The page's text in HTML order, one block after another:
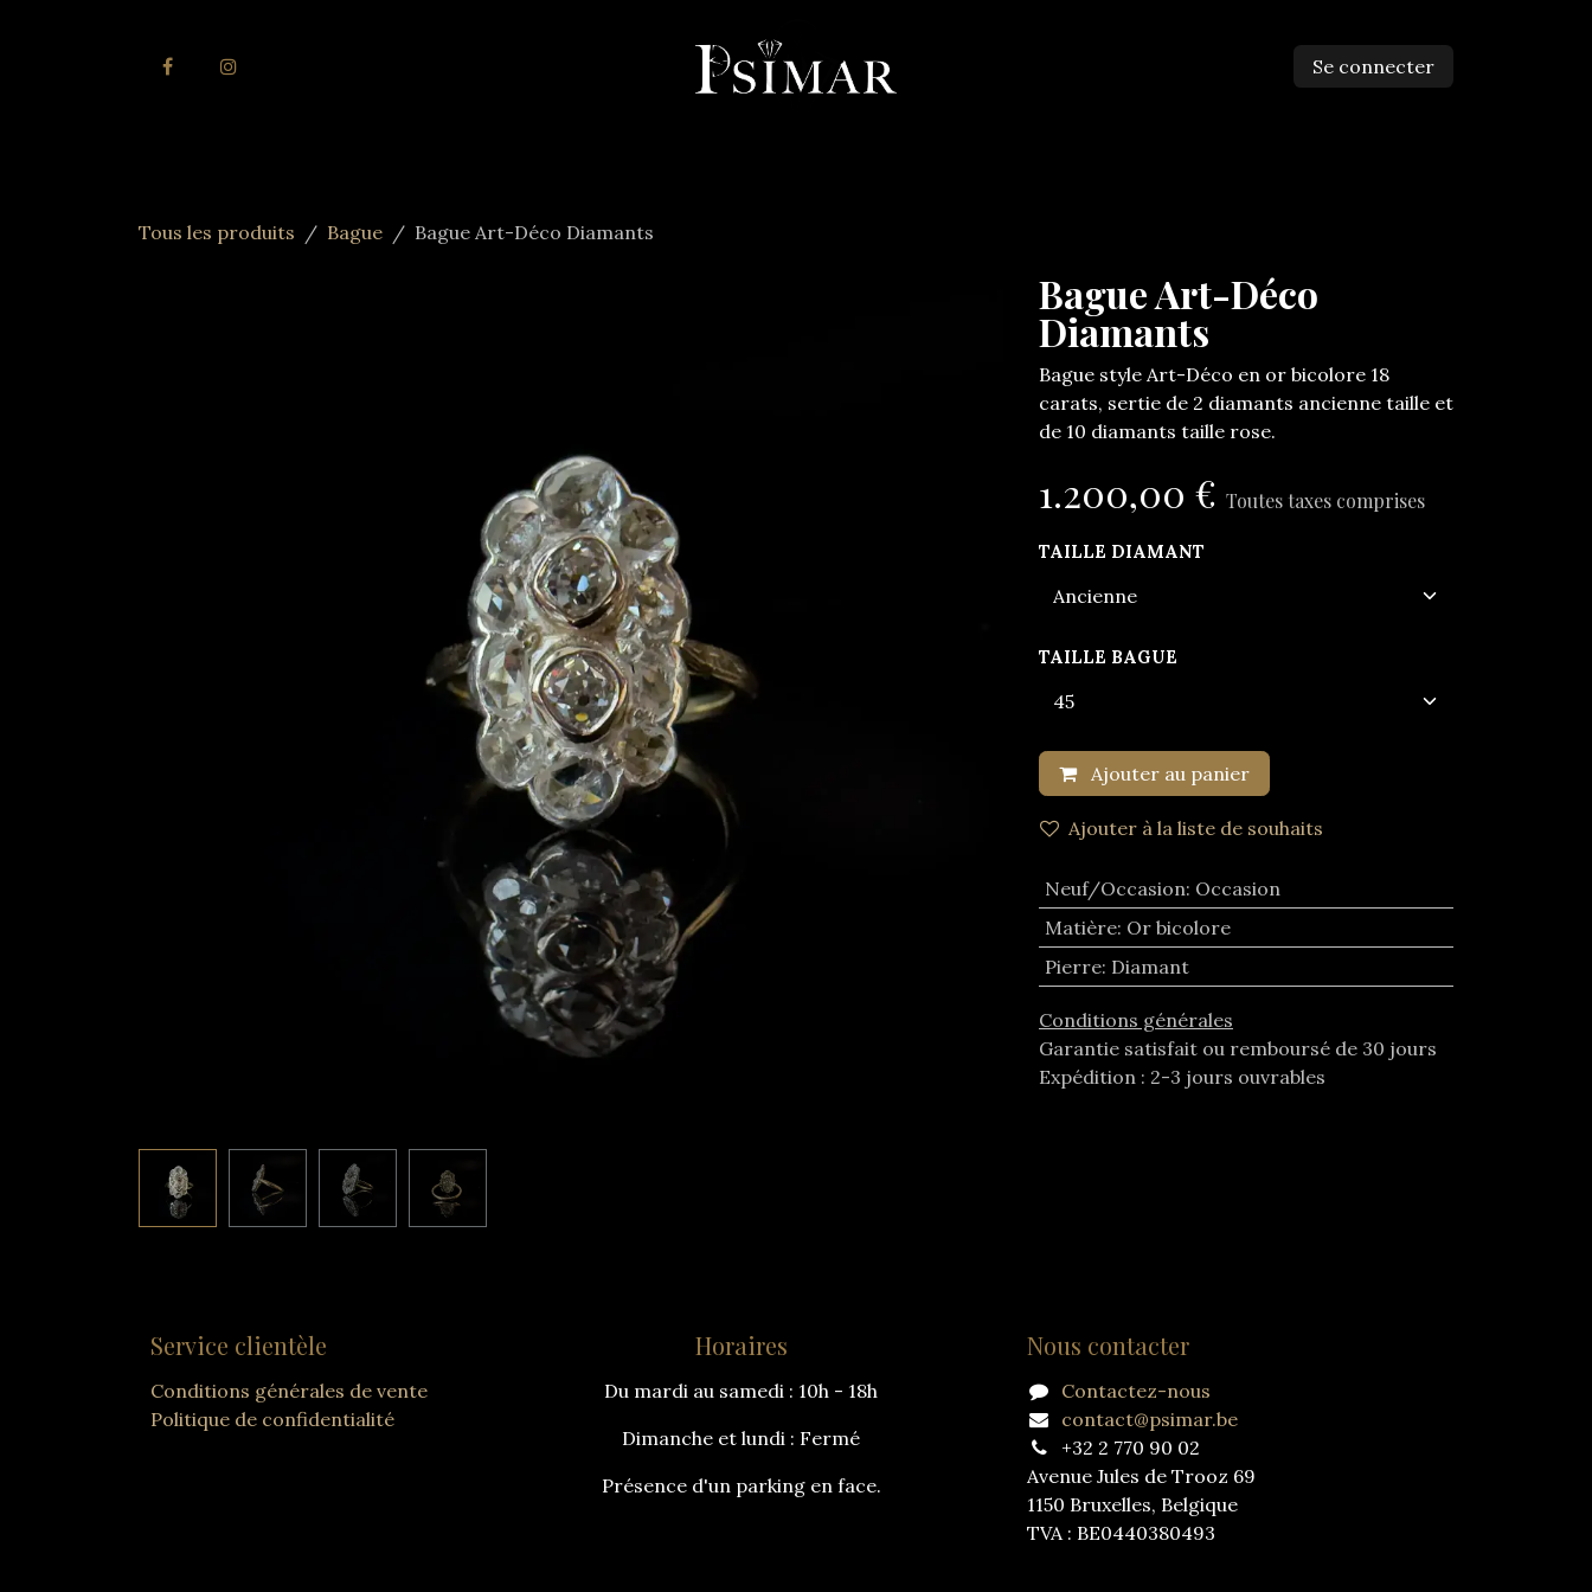
Se connecter
Tous les produits Bague Bague Art-Déco Diamants
Bague Art-Déco
Diamants
Bague style Art-Déco en or bicolore 18
carats, sertie de 2 diamants ancienne taille et
de 10 diamants taille rose.
1.200,00 € Toutes taxes comprises
TAILLE DIAMANT
TAILLE BAGUE
Ajouter au panier
Ajouter à la liste de souhaits
Neuf/Occasion: Occasion
Matière: Or bicolore
Pierre: Diamant
Conditions générales
Garantie satisfait ou remboursé de 30 jours
Expédition : 2-3 jours ouvrables
Horaires
Du mardi au samedi : 10h - 18h
Dimanche et lundi : Fermé
Présence d'un parking en face.
Nous contacter
Contactez-nous
contact@psimar.be
+32 2 770 90 02
Avenue Jules de Trooz 69
1150 Bruxelles, Belgique
TVA : BE0440380493
Service clientèle
Conditions générales de vente
Politique de confidentialité